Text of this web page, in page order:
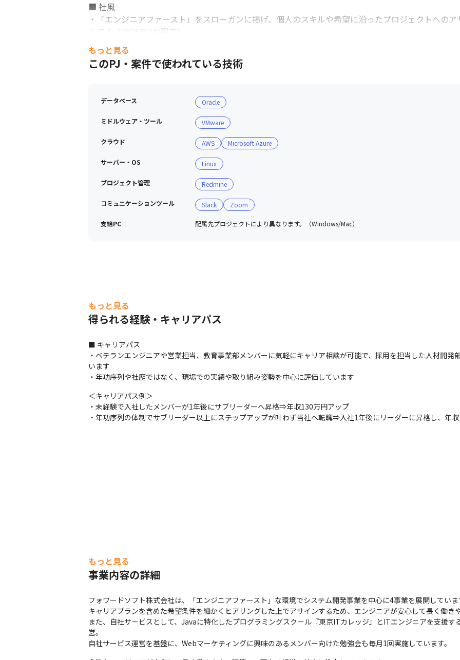
■ 社風
・「エンジニアファースト」をスローガンに掲げ、個人のスキルや希望に沿ったプロジェクトへの
上です（2026年7月現在）
・代表と現場のメンバーとの距離も近く、技術に関する相談など気軽にコミュニケーションが取れる
・多様性と個性を大切にした会社作りをしています
・有給消化率は創立以降100％です
新潟メンバー＆新オフィス紹介
もっと見る
このPJ・案件で使われている技術
データベース Oracle
ミドルウェア・ツール VMware
クラウド AWS Microsoft Azure
サーバー・OS Linux
プロジェクト管理 Redmine
コミュニケーションツール Slack Zoom
支給PC 配属先プロジェクトにより異なります。（Windows/Mac）
もっと見る
得られる経験・キャリアパス
■ キャリアパス
・ベテランエンジニアや営業担当、教育事業部メンバーに気軽にキャリア相談が可能で、採用を担当した人材開発
います
・年功序列や社歴ではなく、現場での実績や取り組み姿勢を中心に評価しています
＜キャリアパス例＞
・未経験で入社したメンバーが1年後にサブリーダーへ昇格⇒年収130万円アップ
・年功序列の体制でサブリーダー以上にステップアップが叶わず当社へ転職⇒入社1年後にリーダーに昇格し、年
もっと見る
事業内容の詳細
フォワードソフト株式会社は、「エンジニアファースト」な環境でシステム開発事業を中心に4事業を展開していま
キャリアプランを含めた希望条件を細かくヒアリングした上でアサインするため、エンジニアが安心して長く働き
また、自社サービスとして、Javaに特化したプログラミングスクール『東京ITカレッジ』とITエンジニアを支援
営。
自社サービス運営を基盤に、Webマーケティングに興味のあるメンバー向けた勉強会も毎月1回実施しています。